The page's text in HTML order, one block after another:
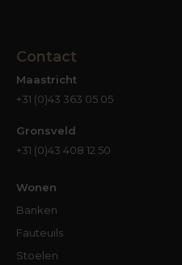
Contact
Maastricht
+31 (0)43 363 05 05
Gronsveld
+31 (0)43 408 12 50
Wonen
Banken
Fauteuils
Stoelen